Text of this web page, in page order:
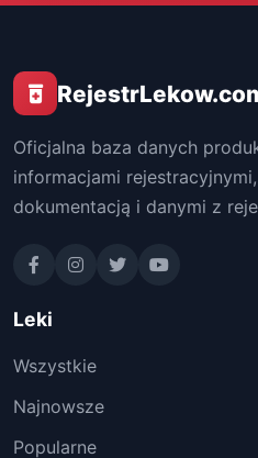
Oficjalna baza danych
informacjami
dokumentacją i danymi z
Leki
Wszystkie
Najnowsze
Popularne